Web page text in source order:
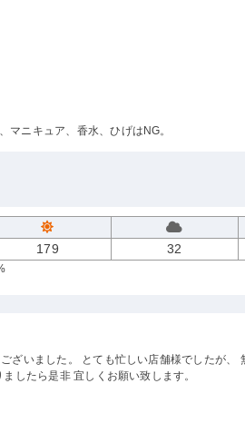
マニキュア、香水、ひげはNG。
179 32
ざいました。 とても忙しい店舗様でしたが、
したら是非 宜しくお願い致します。